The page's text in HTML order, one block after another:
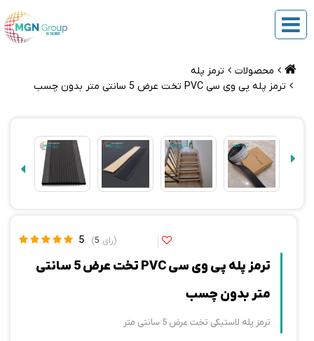
محصولات
ترمز پله
ترمز پله پی وی سی PVC تخت عرض 5 سانتی متر بدون چسب
5 5
ترمز پله پی وی سی PVC تخت عرض 5 سانتی
متر بدون چسب
ترمز پله لاستیکی تخت عرض 5 سانتی متر